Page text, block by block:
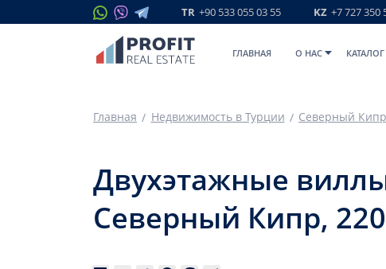
TR +90 533 055 03 55 KZ +7 727 350
ГЛАВНАЯ O НАС
Главная Недвижимость в Турции Северный Кипр
Двухэтажные
Северный Кипр,